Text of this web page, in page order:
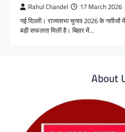
Rahul Chandel 17 March 2026
नई दिल्ली। राज्यसभा चुनाव 2026 के नतीजों
बड़ी सफलता मिली है। बिहार में…
About